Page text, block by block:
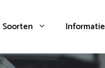
Soorten Informatie